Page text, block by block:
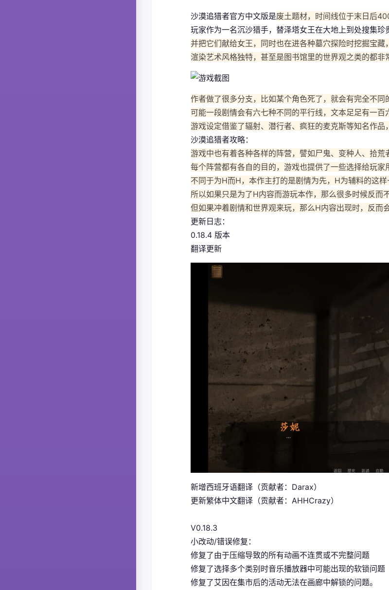
沙漠追猎者官方中文版是废土题材，时间线位于末日后
玩家作为一名沉沙猎手，替泽塔女王在大地上到处搜集珍
并把它们献给女王，同时也在进各种墓穴探险时挖掘宝藏
渲染艺术风格独特，甚至是图书馆里的世界观之类的都非
作者做了很多分支，比如某个角色死了，就会有完全不同
可能一段剧情会有六七种不同的平行线，文本足足有一百
游戏设定借鉴了辐射、潜行者、疯狂的麦克斯等知名作品，
沙漠追猎者攻略：
游戏中也有着各种各样的阵营，譬如尸鬼、变种人、拾荒
每个阵营都有各自的目的，游戏也提供了一些选择给玩家
不同于为H而H，本作主打的是剧情为先，H为辅料的这样
所以如果只是为了H内容而游玩本作，那么很多时候反而
但如果冲着剧情和世界观来玩，那么H内容出现时，反而
更新日志：
0.18.4 版本
翻译更新
新增西班牙语翻译（贡献者：Darax）
更新繁体中文翻译（贡献者：AHHCrazy）
V0.18.3
小改动/错误修复：
修复了由于压缩导致的所有动画不连贯或不完整问题
修复了选择多个类别时音乐播放器中可能出现的软锁问题
修复了艾因在集市后的活动无法在画廊中解锁的问题。